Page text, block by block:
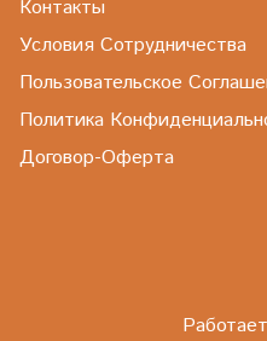
Контакты
Условия Сотрудничества
Пользовательское
Политика
Договор-Оферта